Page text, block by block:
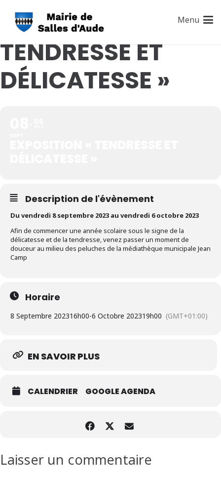
Menu
EXPOSITION «
TENDRESSE ET
DÉLICATESSE »
Description de l'évènement
Du vendredi 8 septembre 2023 au vendredi 6 octobre 2023
Afin de commencer une année scolaire sous le signe de la
délicatesse et de la tendresse, venez passer un moment de
douceur au milieu des peluches de la médiathèque municipale Jean
Camp
Horaire
8 Septembre 202316h00-6 Octobre 202319h00 (GMT+01:00)
EN SAVOIR PLUS
CALENDRIER GOOGLE AGENDA
Laisser un commentaire